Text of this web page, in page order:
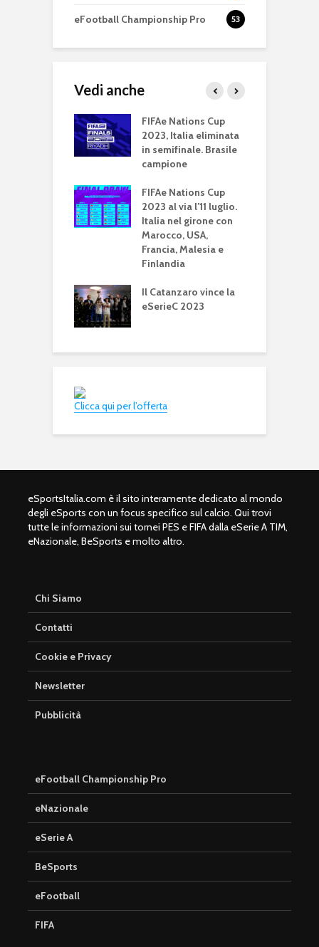
eFootball Championship Pro 53
Vedi anche
FIFAe Nations Cup
2023, Italia eliminata
in semifinale. Brasile
campione
FIFAe Nations Cup
2023 al via l’11 luglio.
Italia nel girone con
Marocco, USA,
Francia, Malesia e
Finlandia
Il Catanzaro vince la
eSerieC 2023
Clicca qui per l’offerta
eSportsItalia.com è il sito interamente dedicato al mondo
degli eSports con un focus specifico sul calcio. Qui trovi
tutte le informazioni sui tornei PES e FIFA dalla eSerie A TIM,
eNazionale, BeSports e molto altro.
Chi Siamo
Contatti
Cookie e Privacy
Newsletter
Pubblicità
eFootball Championship Pro
eNazionale
eSerie A
BeSports
eFootball
FIFA